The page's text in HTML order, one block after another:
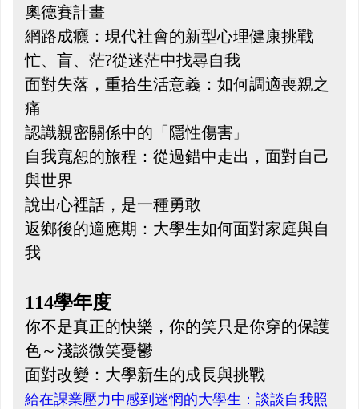
奧德賽計畫
網路成癮：現代社會的新型心理健康挑戰
忙、盲、茫?從迷茫中找尋自我
面對失落，重拾生活意義：如何調適喪親之
痛
認識親密關係中的「隱性傷害 」
自我寬恕的旅程：從過錯中走出，面對自己
與世界
說出心裡話，是一種勇敢
返鄉後的適應期：大學生如何面對家庭與自
我
114學年度
你不是真正的快樂，你的笑只是你穿的保護
色～淺談微笑憂鬱
面對改變：大學新生的成長與挑戰
給在課業壓力中感到迷惘的大學生：談談自我照